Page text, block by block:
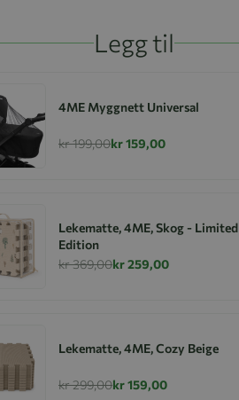
Legg til
4ME Myggnett Universal
kr 199,00kr 159,00
Lekematte, 4ME, Skog - Limited
Edition
kr 369,00kr 259,00
Lekematte, 4ME, Cozy Beige
kr 299,00kr 159,00